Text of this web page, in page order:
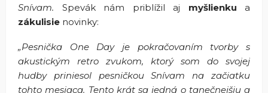
Snívam. Spevák nám priblížil aj myšlienku a
zákulisie novinky:
„Pesnička One Day je pokračovaním tvorby s
akustickým retro zvukom, ktorý som do svojej
hudby priniesol pesničkou Snívam na začiatku
tohto mesiaca. Tento krát sa jedná o tanečnejšiu a